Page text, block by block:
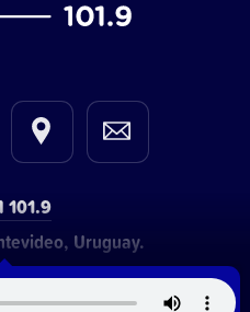
101.9
Uruguay.
• Hosting: